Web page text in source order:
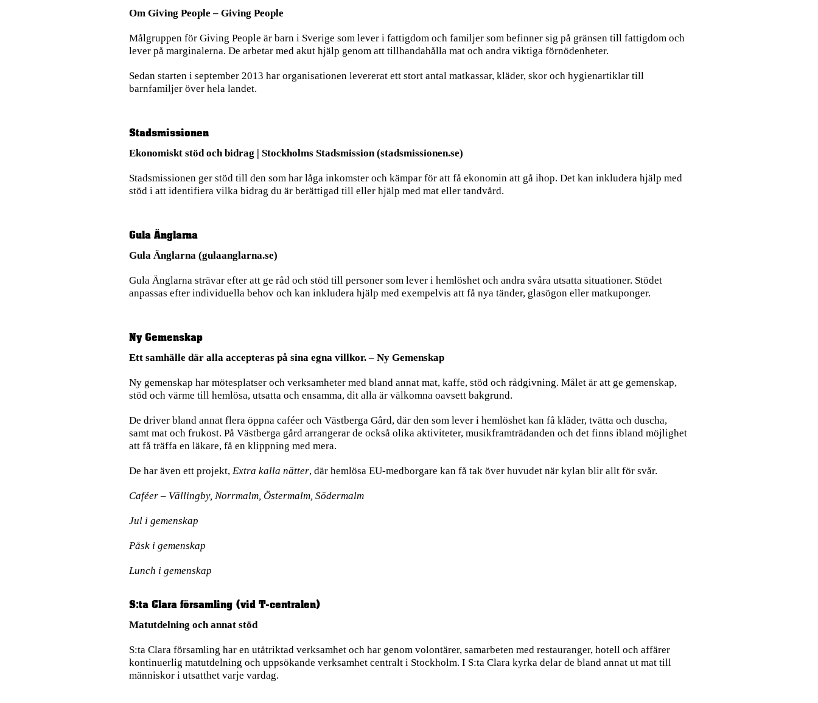
Om Giving People – Giving People
Målgruppen för Giving People är barn i Sverige som lever i fattigdom och familjer som befinner sig på gränsen till fattigdom och
lever på marginalerna. De arbetar med akut hjälp genom att tillhandahålla mat och andra viktiga förnödenheter.
Sedan starten i september 2013 har organisationen levererat ett stort antal matkassar, kläder, skor och hygienartiklar till
barnfamiljer över hela landet.
Stadsmissionen
Ekonomiskt stöd och bidrag | Stockholms Stadsmission (stadsmissionen.se)
Stadsmissionen ger stöd till den som har låga inkomster och kämpar för att få ekonomin att gå ihop. Det kan inkludera hjälp med
stöd i att identifiera vilka bidrag du är berättigad till eller hjälp med mat eller tandvård.
Gula Änglarna
Gula Änglarna (gulaanglarna.se)
Gula Änglarna strävar efter att ge råd och stöd till personer som lever i hemlöshet och andra svåra utsatta situationer. Stödet
anpassas efter individuella behov och kan inkludera hjälp med exempelvis att få nya tänder, glasögon eller matkuponger.
Ny Gemenskap
Ett samhälle där alla accepteras på sina egna villkor. – Ny Gemenskap
Ny gemenskap har mötesplatser och verksamheter med bland annat mat, kaffe, stöd och rådgivning. Målet är att ge gemenskap,
stöd och värme till hemlösa, utsatta och ensamma, dit alla är välkomna oavsett bakgrund.
De driver bland annat flera öppna caféer och Västberga Gård, där den som lever i hemlöshet kan få kläder, tvätta och duscha,
samt mat och frukost. På Västberga gård arrangerar de också olika aktiviteter, musikframträdanden och det finns ibland möjlighet
att få träffa en läkare, få en klippning med mera.
De har även ett projekt, Extra kalla nätter, där hemlösa EU-medborgare kan få tak över huvudet när kylan blir allt för svår.
Caféer – Vällingby, Norrmalm, Östermalm, Södermalm
Jul i gemenskap
Påsk i gemenskap
Lunch i gemenskap
S:ta Clara församling (vid T-centralen)
Matutdelning och annat stöd
S:ta Clara församling har en utåtriktad verksamhet och har genom volontärer, samarbeten med restauranger, hotell och affärer
kontinuerlig matutdelning och uppsökande verksamhet centralt i Stockholm. I S:ta Clara kyrka delar de bland annat ut mat till
människor i utsatthet varje vardag.